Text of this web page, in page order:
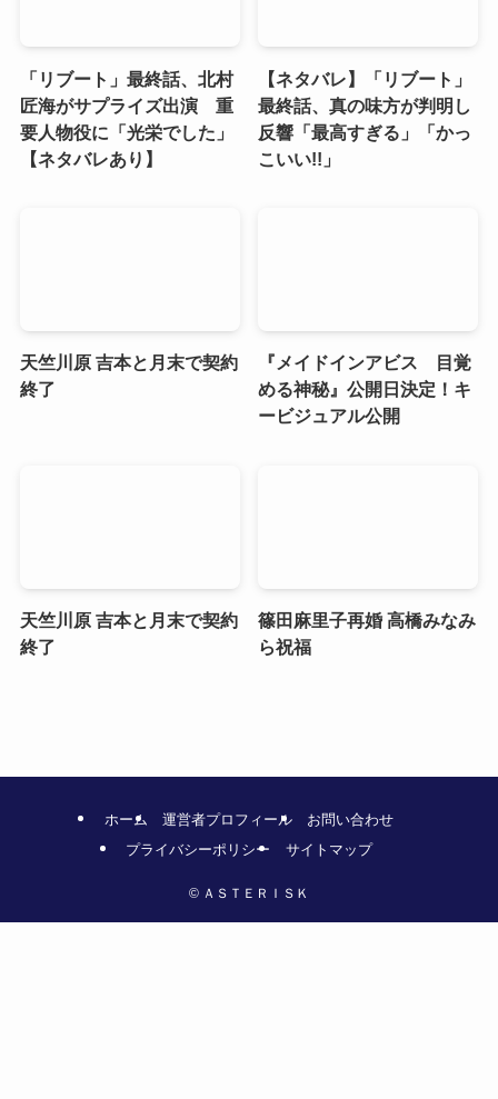
「リブート」最終話、北村
匠海がサプライズ出演 重
要人物役に「光栄でした」
【ネタバレあり】
【ネタバレ】「リブート」
最終話、真の味方が判明し
反響「最高すぎる」「かっ
こいい!!」
天竺川原 吉本と月末で契約
終了
『メイドインアビス 目覚
める神秘』公開日決定！キ
ービジュアル公開
天竺川原 吉本と月末で契約
終了
篠田麻里子再婚 高橋みなみ
ら祝福
ホーム 運営者プロフィール
お問い合わせ
プライバシーポリシー
サイトマップ
© ＡＳＴＥＲＩＳＫ